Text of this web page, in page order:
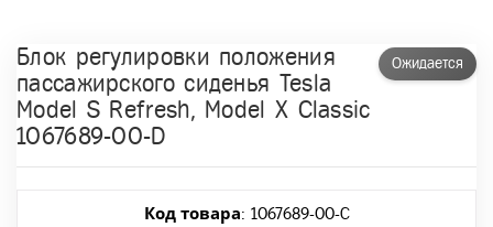
Ожидается
Блок регулировки положения
пассажирского сиденья Tesla
Model S Refresh, Model X Classic
1067689-00-D
Код товара: 1067689-00-C